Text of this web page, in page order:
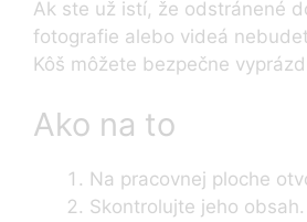
Ak ste už istí, že odstránené
fotografie alebo videá
Kôš môžete bezpečne
Ako na to
Na pracovnej ploche
Skontrolujte jeho obsah.